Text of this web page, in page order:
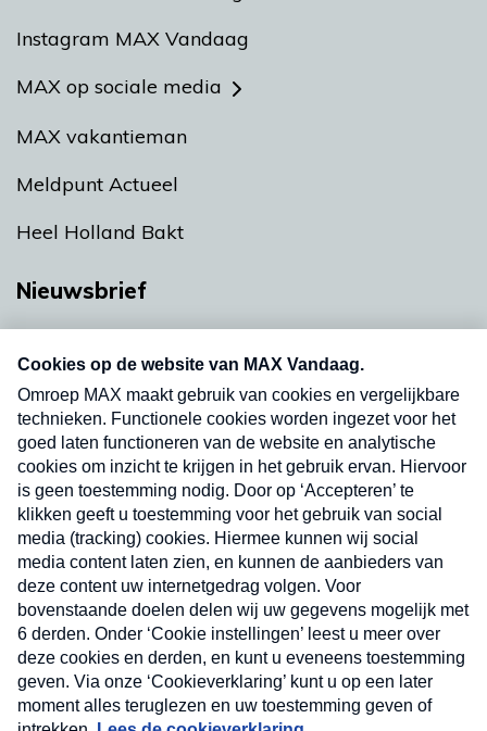
Instagram MAX Vandaag
MAX op sociale media
MAX vakantieman
Meldpunt Actueel
Heel Holland Bakt
Nieuwsbrief
nieuwsbrief. Elke vrijdag- en dinsdagochtend in
uw mailbox.
Verzend
Nieuwsbrief
Neem hier een gratis abonnement op onze
nieuwsbrief. Elke vrijdag- en dinsdagochtend in uw